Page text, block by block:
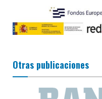
Otras publicaciones